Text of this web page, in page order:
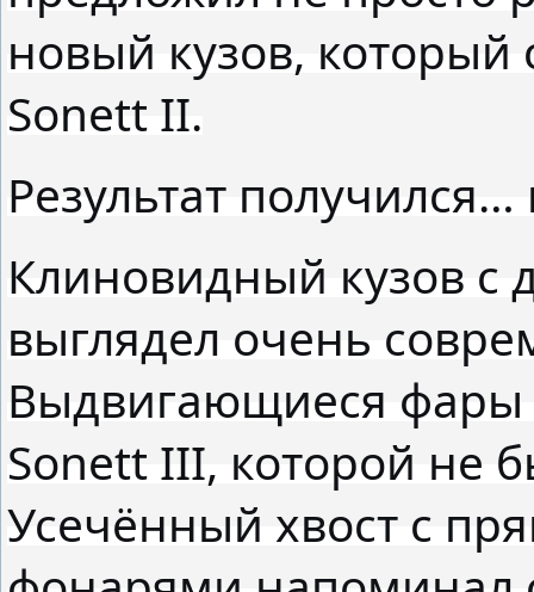
новый кузов, который
Sonett II.
Результат
Клиновидный кузов
выглядел очень
Выдвигающиеся фары
Sonett III, которой не
Усечённый хвост с